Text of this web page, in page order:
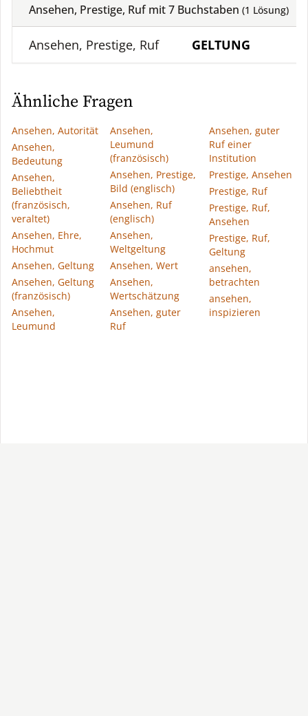
Ansehen, Prestige, Ruf mit7 Buchstaben (1 Lösung)
Ansehen, Prestige, Ruf GELTUNG
Ähnliche Fragen
Ansehen, Autorität
Ansehen,
Bedeutung
Ansehen,
Beliebtheit
(französisch,
veraltet)
Ansehen, Ehre,
Hochmut
Ansehen, Geltung
Ansehen, Geltung
(französisch)
Ansehen,
Leumund
Ansehen,
Leumund
(französisch)
Ansehen, Prestige,
Bild (englisch)
Ansehen, Ruf
(englisch)
Ansehen,
Weltgeltung
Ansehen, Wert
Ansehen,
Wertschätzung
Ansehen, guter
Ruf
Ansehen, guter
Ruf einer
Institution
Prestige, Ansehen
Prestige, Ruf
Prestige, Ruf,
Ansehen
Prestige, Ruf,
Geltung
ansehen,
betrachten
ansehen,
inspizieren